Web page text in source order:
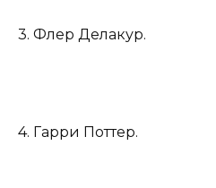
3. Флер Делакур.
4. Гарри Поттер.